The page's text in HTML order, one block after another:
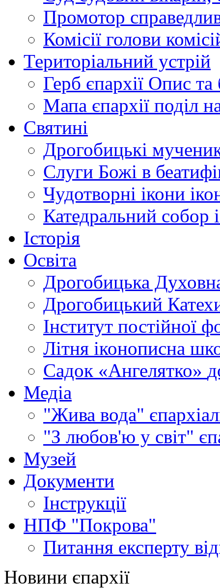
Промотор
Комісії голови
Територіальний устрій
Герб єпархії Опис та
Мапа єпархії поділ
Святині
Дрогобицькі
Слуги Божі в
Чудотворні ікони
Катедральний собор
Історія
Освіта
Дрогобицька
Дрогобицький
Інститут постійної
Літня іконописна
Садок «Ангелятко»
Медіа
"Жива вода"
"З любов'ю у світ"
Музей
Документи
Інструкції
НПФ "Покрова"
Питання експерту
Новини єпархії